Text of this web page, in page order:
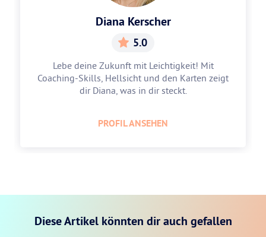
Diana Kerscher
5.0
Lebe deine Zukunft mit Leichtigkeit! Mit
Coaching-Skills, Hellsicht und den Karten zeigt
dir Diana, was in dir steckt.
PROFIL ANSEHEN
Diese Artikel könnten dir auch gefallen